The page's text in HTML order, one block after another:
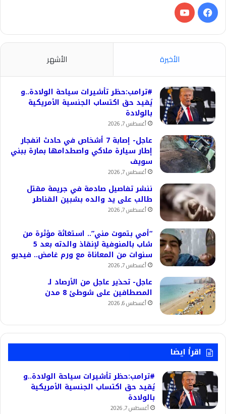
فيسبوك‫YouTube
الأخيرة الأشهر
#ترامب:حظر تأشيرات سياحة الولادة..و
يُقيد حق اكتساب الجنسية الأمريكية
بالولادة
أغسطس 7, 2026
عاجل- إصابة 7 أشخاص في حادث انفجار
إطار سيارة ملاكي واصطدامها بمارة ببني
سويف
أغسطس 7, 2026
ننشر تفاصيل صادمة في جريمة مقتل
طالب على يد والده بشبين القناطر
أغسطس 7, 2026
“أمي بتموت مني”.. استغاثة مؤثرة من
شاب بالمنوفية لإنقاذ والدته بعد 5
سنوات من المعاناة مع ورم غامض.. فيديو
أغسطس 7, 2026
عاجل- تحذير عاجل من الأرصاد لـ
المصطافين على شوطئ 8 مدن
أغسطس 6, 2026
اقرأ ايضا
#ترامب:حظر تأشيرات سياحة الولادة..و
يُقيد حق اكتساب الجنسية الأمريكية
بالولادة
أغسطس 7, 2026